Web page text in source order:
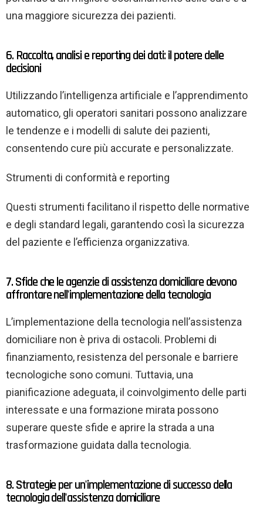
una maggiore sicurezza dei pazienti.
6. Raccolta, analisi e reporting dei dati: il potere delle
decisioni
Utilizzando l’intelligenza artificiale e l’apprendimento
automatico, gli operatori sanitari possono analizzare
le tendenze e i modelli di salute dei pazienti,
consentendo cure più accurate e personalizzate.
Strumenti di conformità e reporting
Questi strumenti facilitano il rispetto delle normative
e degli standard legali, garantendo così la sicurezza
del paziente e l’efficienza organizzativa.
7. Sfide che le agenzie di assistenza domiciliare devono
affrontare nell'implementazione della tecnologia
L’implementazione della tecnologia nell’assistenza
domiciliare non è priva di ostacoli. Problemi di
finanziamento, resistenza del personale e barriere
tecnologiche sono comuni. Tuttavia, una
pianificazione adeguata, il coinvolgimento delle parti
interessate e una formazione mirata possono
superare queste sfide e aprire la strada a una
trasformazione guidata dalla tecnologia.
8. Strategie per un'implementazione di successo della
tecnologia dell'assistenza domiciliare